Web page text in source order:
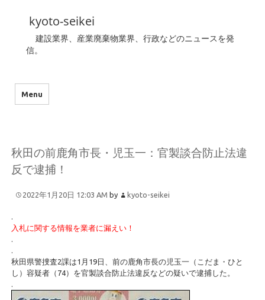
kyoto-seikei
建設業界、産業廃棄物業界、行政などのニュースを発
信。
Menu
秋田の前鹿角市長・児玉一：官製談合防止法違
反で逮捕！
2022年1月20日 12:03 AM by kyoto-seikei
.
入札に関する情報を業者に漏えい！
.
.
秋田県警捜査2課は1月19日、前の鹿角市長の児玉一（こだま・ひと
し）容疑者（74）を官製談合防止法違反などの疑いで逮捕した。
.